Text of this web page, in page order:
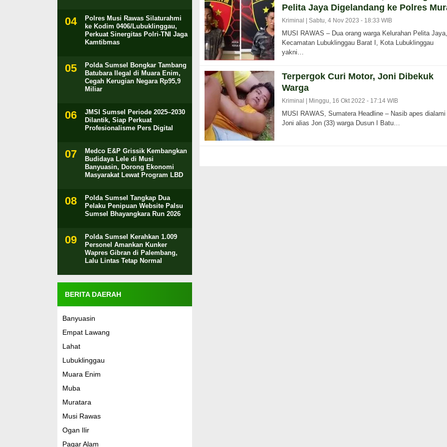
Polres Musi Rawas Silaturahmi
ke Kodim 0406/Lubuklinggau,
Perkuat Sinergitas Polri-TNI Jaga
Kamtibmas
Polda Sumsel Bongkar Tambang
Batubara Ilegal di Muara Enim,
Cegah Kerugian Negara Rp95,9
Miliar
JMSI Sumsel Periode 2025–2030
Dilantik, Siap Perkuat
Profesionalisme Pers Digital
Medco E&P Grissik Kembangkan
Budidaya Lele di Musi
Banyuasin, Dorong Ekonomi
Masyarakat Lewat Program LBD
Polda Sumsel Tangkap Dua
Pelaku Penipuan Website Palsu
Sumsel Bhayangkara Run 2026
Polda Sumsel Kerahkan 1.009
Personel Amankan Kunker
Wapres Gibran di Palembang,
Lalu Lintas Tetap Normal
BERITA DAERAH
Banyuasin
Empat Lawang
Lahat
Lubuklinggau
Muara Enim
Muba
Muratara
Musi Rawas
Ogan Ilir
Pagar Alam
Pelita Jaya Digelandang ke Polres
Kriminal | Sabtu, 4 Nov 2023 - 18:33 WIB
MUSI RAWAS – Dua orang warga Kelurahan Pelita Jaya,
Kecamatan Lubuklinggau Barat I, Kota Lubuklinggau
yakni…
Terpergok Curi Motor, Joni Dibekuk
Warga
Kriminal | Minggu, 16 Okt 2022 - 17:14 WIB
MUSI RAWAS, Sumatera Headline – Nasib apes dialami
Joni alias Jon (33) warga Dusun I Batu…